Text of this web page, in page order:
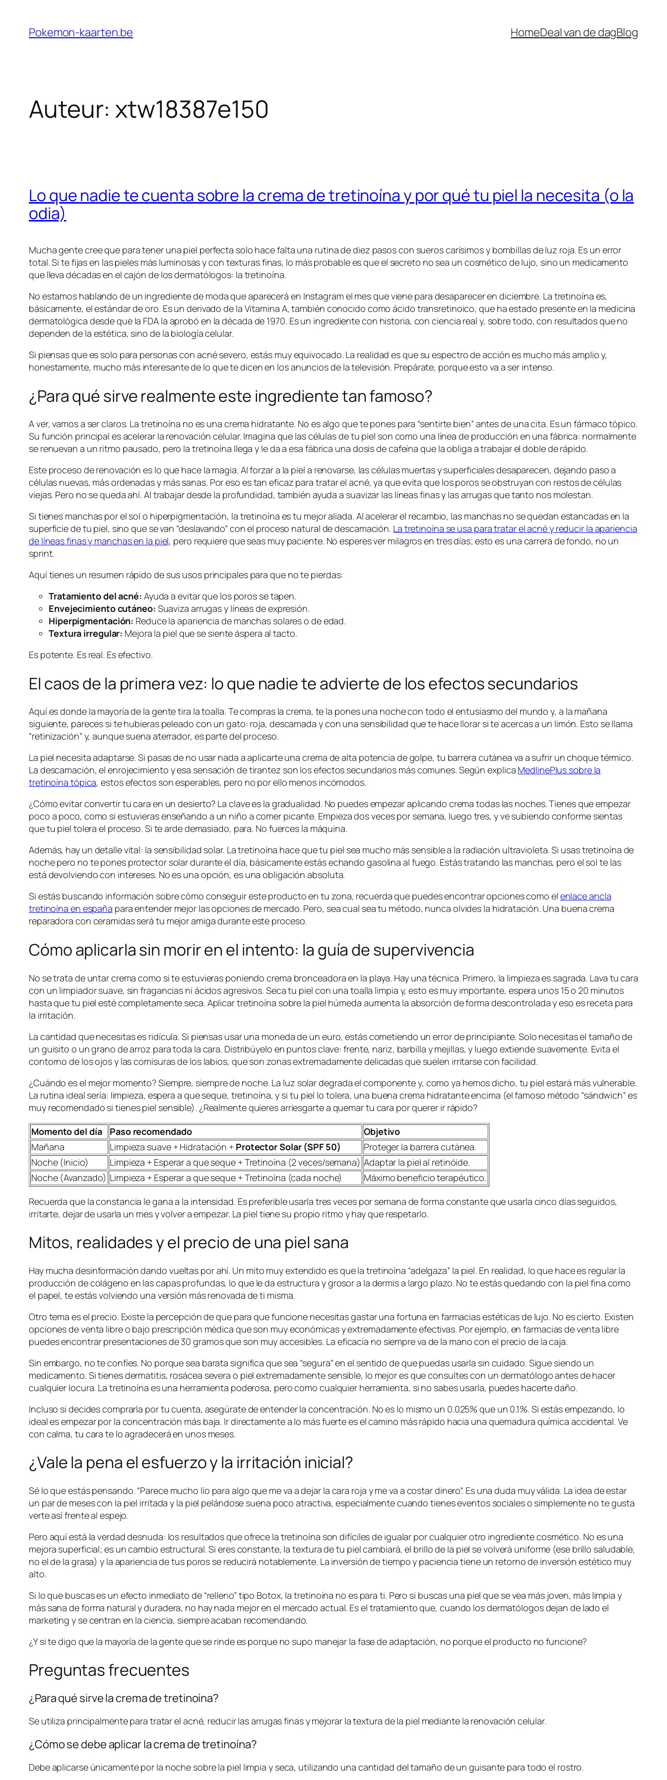
Pokemon-kaarten.be HomeDeal van de dagBlog
Auteur:xtw18387e150
Lo que nadie te cuenta sobre la crema de tretinoína y por qué tu piel la necesita (o la
odia)
Mucha gente cree que para tener una piel perfecta solo hace falta una rutina de diez pasos con sueros carísimos y bombillas de luz roja. Es un error
total. Si te fijas en las pieles más luminosas y con texturas finas, lo más probable es que el secreto no sea un cosmético de lujo, sino un medicamento
que lleva décadas en el cajón de los dermatólogos: la tretinoína.
No estamos hablando de un ingrediente de moda que aparecerá en Instagram el mes que viene para desaparecer en diciembre. La tretinoína es,
básicamente, el estándar de oro. Es un derivado de la Vitamina A, también conocido como ácido transretinoico, que ha estado presente en la medicina
dermatológica desde que la FDA la aprobó en la década de 1970. Es un ingrediente con historia, con ciencia real y, sobre todo, con resultados que no
dependen de la estética, sino de la biología celular.
Si piensas que es solo para personas con acné severo, estás muy equivocado. La realidad es que su espectro de acción es mucho más amplio y,
honestamente, mucho más interesante de lo que te dicen en los anuncios de la televisión. Prepárate, porque esto va a ser intenso.
¿Para qué sirve realmente este ingrediente tan famoso?
A ver, vamos a ser claros. La tretinoína no es una crema hidratante. No es algo que te pones para “sentirte bien” antes de una cita. Es un fármaco tópico.
Su función principal es acelerar la renovación celular. Imagina que las células de tu piel son como una línea de producción en una fábrica: normalmente
se renuevan a un ritmo pausado, pero la tretinoína llega y le da a esa fábrica una dosis de cafeína que la obliga a trabajar el doble de rápido.
Este proceso de renovación es lo que hace la magia. Al forzar a la piel a renovarse, las células muertas y superficiales desaparecen, dejando paso a
células nuevas, más ordenadas y más sanas. Por eso es tan eficaz para tratar el acné, ya que evita que los poros se obstruyan con restos de células
viejas. Pero no se queda ahí. Al trabajar desde la profundidad, también ayuda a suavizar las líneas finas y las arrugas que tanto nos molestan.
Si tienes manchas por el sol o hiperpigmentación, la tretinoína es tu mejor aliada. Al acelerar el recambio, las manchas no se quedan estancadas en la
superficie de tu piel, sino que se van “deslavando” con el proceso natural de descamación. La tretinoína se usa para tratar el acné y reducir la apariencia
de líneas finas y manchas en la piel, pero requiere que seas muy paciente. No esperes ver milagros en tres días; esto es una carrera de fondo, no un
sprint.
Aquí tienes un resumen rápido de sus usos principales para que no te pierdas:
Tratamiento del acné: Ayuda a evitar que los poros se tapen.
Envejecimiento cutáneo: Suaviza arrugas y líneas de expresión.
Hiperpigmentación: Reduce la apariencia de manchas solares o de edad.
Textura irregular: Mejora la piel que se siente áspera al tacto.
Es potente. Es real. Es efectivo.
El caos de la primera vez: lo que nadie te advierte de los efectos secundarios
Aquí es donde la mayoría de la gente tira la toalla. Te compras la crema, te la pones una noche con todo el entusiasmo del mundo y, a la mañana
siguiente, pareces si te hubieras peleado con un gato: roja, descamada y con una sensibilidad que te hace llorar si te acercas a un limón. Esto se llama
“retinización” y, aunque suena aterrador, es parte del proceso.
La piel necesita adaptarse. Si pasas de no usar nada a aplicarte una crema de alta potencia de golpe, tu barrera cutánea va a sufrir un choque térmico.
La descamación, el enrojecimiento y esa sensación de tirantez son los efectos secundarios más comunes. Según explica MedlinePlus sobre la
tretinoína tópica, estos efectos son esperables, pero no por ello menos incómodos.
¿Cómo evitar convertir tu cara en un desierto? La clave es la gradualidad. No puedes empezar aplicando crema todas las noches. Tienes que empezar
poco a poco, como si estuvieras enseñando a un niño a comer picante. Empieza dos veces por semana, luego tres, y ve subiendo conforme sientas
que tu piel tolera el proceso. Si te arde demasiado, para. No fuerces la máquina.
Además, hay un detalle vital: la sensibilidad solar. La tretinoína hace que tu piel sea mucho más sensible a la radiación ultravioleta. Si usas tretinoína de
noche pero no te pones protector solar durante el día, básicamente estás echando gasolina al fuego. Estás tratando las manchas, pero el sol te las
está devolviendo con intereses. No es una opción, es una obligación absoluta.
Si estás buscando información sobre cómo conseguir este producto en tu zona, recuerda que puedes encontrar opciones como el enlace ancla
tretinoína en españa para entender mejor las opciones de mercado. Pero, sea cual sea tu método, nunca olvides la hidratación. Una buena crema
reparadora con ceramidas será tu mejor amiga durante este proceso.
Cómo aplicarla sin morir en el intento: la guía de supervivencia
No se trata de untar crema como si te estuvieras poniendo crema bronceadora en la playa. Hay una técnica. Primero, la limpieza es sagrada. Lava tu cara
con un limpiador suave, sin fragancias ni ácidos agresivos. Seca tu piel con una toalla limpia y, esto es muy importante, espera unos 15 o 20 minutos
hasta que tu piel esté completamente seca. Aplicar tretinoína sobre la piel húmeda aumenta la absorción de forma descontrolada y eso es receta para
la irritación.
La cantidad que necesitas es ridícula. Si piensas usar una moneda de un euro, estás cometiendo un error de principiante. Solo necesitas el tamaño de
un guisito o un grano de arroz para toda la cara. Distribúyelo en puntos clave: frente, nariz, barbilla y mejillas, y luego extiende suavemente. Evita el
contorno de los ojos y las comisuras de los labios, que son zonas extremadamente delicadas que suelen irritarse con facilidad.
¿Cuándo es el mejor momento? Siempre, siempre de noche. La luz solar degrada el componente y, como ya hemos dicho, tu piel estará más vulnerable.
La rutina ideal sería: limpieza, espera a que seque, tretinoína, y si tu piel lo tolera, una buena crema hidratante encima (el famoso método “sándwich” es
muy recomendado si tienes piel sensible). ¿Realmente quieres arriesgarte a quemar tu cara por querer ir rápido?
Momento del día
Paso recomendado
Objetivo
Mañana
Limpieza suave + Hidratación + Protector Solar (SPF 50)
Proteger la barrera cutánea.
Noche (Inicio)
Limpieza + Esperar a que seque + Tretinoína (2 veces/semana) Adaptar la piel al retinóide.
Noche (Avanzado) Limpieza + Esperar a que seque + Tretinoína (cada noche)
Máximo beneficio terapéutico.
Recuerda que la constancia le gana a la intensidad. Es preferible usarla tres veces por semana de forma constante que usarla cinco días seguidos,
irritarte, dejar de usarla un mes y volver a empezar. La piel tiene su propio ritmo y hay que respetarlo.
Mitos, realidades y el precio de una piel sana
Hay mucha desinformación dando vueltas por ahí. Un mito muy extendido es que la tretinoína “adelgaza” la piel. En realidad, lo que hace es regular la
producción de colágeno en las capas profundas, lo que le da estructura y grosor a la dermis a largo plazo. No te estás quedando con la piel fina como
el papel, te estás volviendo una versión más renovada de ti misma.
Otro tema es el precio. Existe la percepción de que para que funcione necesitas gastar una fortuna en farmacias estéticas de lujo. No es cierto. Existen
opciones de venta libre o bajo prescripción médica que son muy económicas y extremadamente efectivas. Por ejemplo, en farmacias de venta libre
puedes encontrar presentaciones de 30 gramos que son muy accesibles. La eficacia no siempre va de la mano con el precio de la caja.
Sin embargo, no te confíes. No porque sea barata significa que sea “segura” en el sentido de que puedas usarla sin cuidado. Sigue siendo un
medicamento. Si tienes dermatitis, rosácea severa o piel extremadamente sensible, lo mejor es que consultes con un dermatólogo antes de hacer
cualquier locura. La tretinoína es una herramienta poderosa, pero como cualquier herramienta, si no sabes usarla, puedes hacerte daño.
Incluso si decides comprarla por tu cuenta, asegúrate de entender la concentración. No es lo mismo un 0.025% que un 0.1%. Si estás empezando, lo
ideal es empezar por la concentración más baja. Ir directamente a lo más fuerte es el camino más rápido hacia una quemadura química accidental. Ve
con calma, tu cara te lo agradecerá en unos meses.
¿Vale la pena el esfuerzo y la irritación inicial?
Sé lo que estás pensando. “Parece mucho lío para algo que me va a dejar la cara roja y me va a costar dinero”. Es una duda muy válida. La idea de estar
un par de meses con la piel irritada y la piel pelándose suena poco atractiva, especialmente cuando tienes eventos sociales o simplemente no te gusta
verte así frente al espejo.
Pero aquí está la verdad desnuda: los resultados que ofrece la tretinoína son difíciles de igualar por cualquier otro ingrediente cosmético. No es una
mejora superficial; es un cambio estructural. Si eres constante, la textura de tu piel cambiará, el brillo de la piel se volverá uniforme (ese brillo saludable,
no el de la grasa) y la apariencia de tus poros se reducirá notablemente. La inversión de tiempo y paciencia tiene un retorno de inversión estético muy
alto.
Si lo que buscas es un efecto inmediato de “relleno” tipo Botox, la tretinoína no es para ti. Pero si buscas una piel que se vea más joven, más limpia y
más sana de forma natural y duradera, no hay nada mejor en el mercado actual. Es el tratamiento que, cuando los dermatólogos dejan de lado el
marketing y se centran en la ciencia, siempre acaban recomendando.
¿Y si te digo que la mayoría de la gente que se rinde es porque no supo manejar la fase de adaptación, no porque el producto no funcione?
Preguntas frecuentes
¿Para qué sirve la crema de tretinoína?
Se utiliza principalmente para tratar el acné, reducir las arrugas finas y mejorar la textura de la piel mediante la renovación celular.
¿Cómo se debe aplicar la crema de tretinoína?
Debe aplicarse únicamente por la noche sobre la piel limpia y seca, utilizando una cantidad del tamaño de un guisante para todo el rostro.